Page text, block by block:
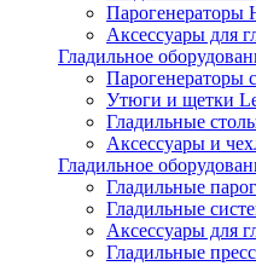
Парогенераторы
Аксессуары для
Гладильное
Парогенераторы
Утюги и щетки
Гладильные
Аксессуары и
Гладильное
Гладильные
Гладильные
Аксессуары для
Гладильные